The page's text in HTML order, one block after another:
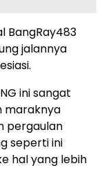
BangRay483
jalannya
ini sangat
maraknya
pergaulan
seperti ini
hal yang lebih